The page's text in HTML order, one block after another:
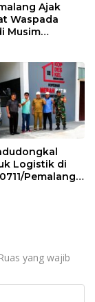
Ajak
Waspada
Musim
Logistik di
Pemalang
Ruas yang wajib